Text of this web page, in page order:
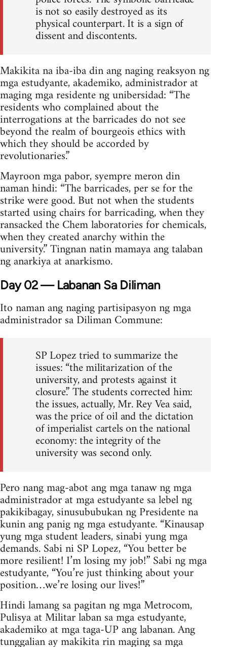
is not so easily destroyed as its
physical counterpart. It is a sign of
dissent and discontents.
Makikita na iba-iba din ang naging reaksyon ng
mga estudyante, akademiko, administrador at
maging mga residente ng unibersidad: “The
residents who complained about the
interrogations at the barricades do not see
beyond the realm of bourgeois ethics with
which they should be accorded by
revolutionaries.”
Mayroon mga pabor, syempre meron din
naman hindi: “The barricades, per se for the
strike were good. But not when the students
started using chairs for barricading, when they
ransacked the Chem laboratories for chemicals,
when they created anarchy within the
university.” Tingnan natin mamaya ang talaban
ng anarkiya at anarkismo.
Day 02 — Labanan Sa Diliman
Ito naman ang naging partisipasyon ng mga
administrador sa Diliman Commune:
SP Lopez tried to summarize the
issues: “the militarization of the
university, and protests against it
closure.” The students corrected him:
the issues, actually, Mr. Rey Vea said,
was the price of oil and the dictation
of imperialist cartels on the national
economy: the integrity of the
university was second only.
Pero nang mag-abot ang mga tanaw ng mga
administrador at mga estudyante sa lebel ng
pakikibagay, sinusububukan ng Presidente na
kunin ang panig ng mga estudyante. “Kinausap
yung mga student leaders, sinabi yung mga
demands. Sabi ni SP Lopez, “You better be
more resilient! I’m losing my job!” Sabi ng mga
estudyante, “You’re just thinking about your
position…we’re losing our lives!”
Hindi lamang sa pagitan ng mga Metrocom,
Pulisya at Militar laban sa mga estudyante,
akademiko at mga taga-UP ang labanan. Ang
tunggalian ay makikita rin maging sa mga